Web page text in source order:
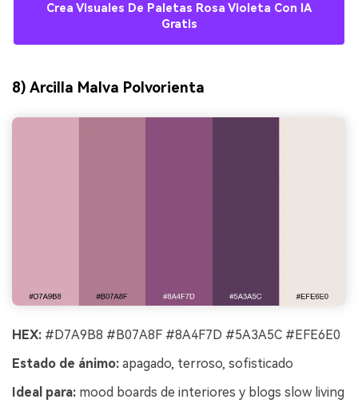
Crea Visuales De Paletas Rosa Violeta Con IA
Gratis
8) Arcilla Malva Polvorienta
HEX: #D7A9B8 #B07A8F #8A4F7D #5A3A5C #EFE6E0
Estado de ánimo: apagado, terroso, sofisticado
Ideal para: mood boards de interiores y blogs slow living